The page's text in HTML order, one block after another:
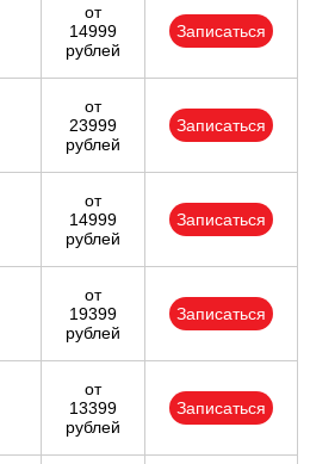
от
14999
рублей
Записаться
от
23999
рублей
Записаться
от
14999
рублей
Записаться
от
19399
рублей
Записаться
от
13399
рублей
Записаться